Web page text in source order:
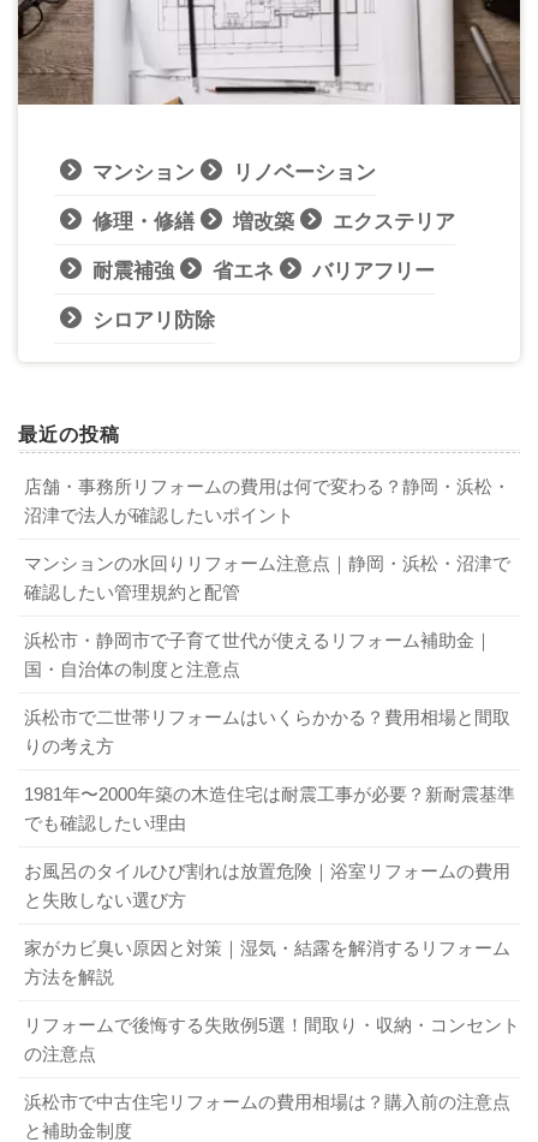
マンション リノベーション
修理・修繕 増改築 エクステリア
耐震補強 省エネ バリアフリー
シロアリ防除
最近の投稿
店舗・事務所リフォームの費用は何で変わる？静岡・浜松・
沼津で法人が確認したいポイント
マンションの水回りリフォーム注意点｜静岡・浜松・沼津で
確認したい管理規約と配管
浜松市・静岡市で子育て世代が使えるリフォーム補助金｜
国・自治体の制度と注意点
浜松市で二世帯リフォームはいくらかかる？費用相場と間取
りの考え方
1981年〜2000年築の木造住宅は耐震工事が必要？新耐震基準
でも確認したい理由
お風呂のタイルひび割れは放置危険｜浴室リフォームの費用
と失敗しない選び方
家がカビ臭い原因と対策｜湿気・結露を解消するリフォーム
方法を解説
リフォームで後悔する失敗例5選！間取り・収納・コンセント
の注意点
浜松市で中古住宅リフォームの費用相場は？購入前の注意点
と補助金制度